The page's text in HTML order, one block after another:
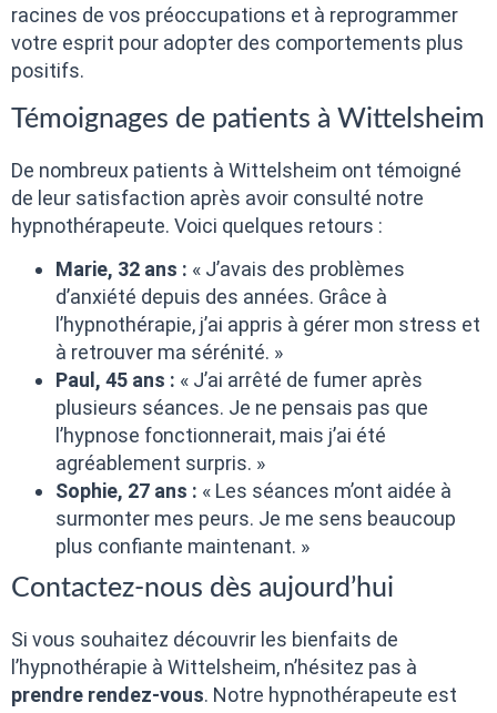
racines de vos préoccupations et à reprogrammer
votre esprit pour adopter des comportements plus
positifs.
Témoignages de patients à Wittelsheim
De nombreux patients à Wittelsheim ont témoigné
de leur satisfaction après avoir consulté notre
hypnothérapeute. Voici quelques retours :
Marie, 32 ans : « J’avais des problèmes
d’anxiété depuis des années. Grâce à
l’hypnothérapie, j’ai appris à gérer mon stress et
à retrouver ma sérénité. »
Paul, 45 ans : « J’ai arrêté de fumer après
plusieurs séances. Je ne pensais pas que
l’hypnose fonctionnerait, mais j’ai été
agréablement surpris. »
Sophie, 27 ans : « Les séances m’ont aidée à
surmonter mes peurs. Je me sens beaucoup
plus confiante maintenant. »
Contactez-nous dès aujourd’hui
Si vous souhaitez découvrir les bienfaits de
l’hypnothérapie à Wittelsheim, n’hésitez pas à
prendre rendez-vous. Notre hypnothérapeute est